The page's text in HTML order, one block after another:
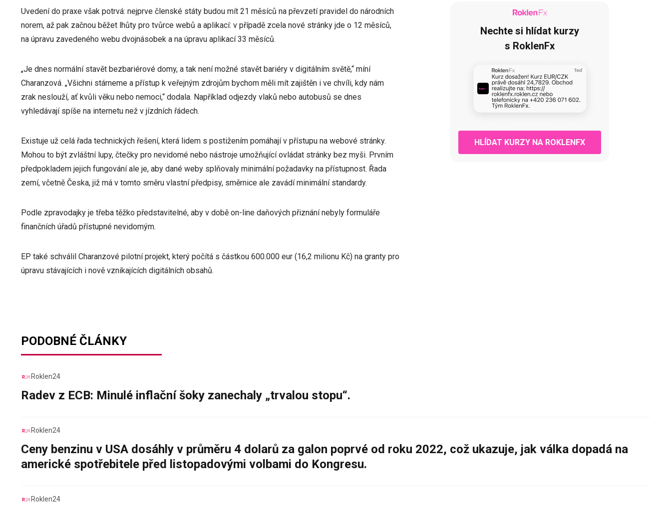
Uvedení do praxe však potrvá: nejprve členské státy budou mít 21 měsíců na převzetí pravidel do národních
norem, až pak začnou běžet lhůty pro tvůrce webů a aplikací: v případě zcela nové stránky jde o 12 měsíců,
na úpravu zavedeného webu dvojnásobek a na úpravu aplikací 33 měsíců.
„Je dnes normální stavět bezbariérové domy, a tak není možné stavět bariéry v digitálním světě,“ míní
Charanzová. „Všichni stárneme a přístup k veřejným zdrojům bychom měli mít zajištěn i ve chvíli, kdy nám
zrak neslouží, ať kvůli věku nebo nemoci,“ dodala. Například odjezdy vlaků nebo autobusů se dnes
vyhledávají spíše na internetu než v jízdních řádech.
Existuje už celá řada technických řešení, která lidem s postižením pomáhají v přístupu na webové stránky.
Mohou to být zvláštní lupy, čtečky pro nevidomé nebo nástroje umožňující ovládat stránky bez myši. Prvním
předpokladem jejich fungování ale je, aby dané weby splňovaly minimální požadavky na přístupnost. Řada
zemí, včetně Česka, již má v tomto směru vlastní předpisy, směrnice ale zavádí minimální standardy.
Podle zpravodajky je třeba těžko představitelné, aby v době on-line daňových přiznání nebyly formuláře
finančních úřadů přístupné nevidomým.
EP také schválil Charanzové pilotní projekt, který počítá s částkou 600.000 eur (16,2 milionu Kč) na granty pro
úpravu stávajících i nově vznikajících digitálních obsahů.
Nechte si hlídat kurzy
s RoklenFx
HLÍDAT KURZY NA ROKLENFX
PODOBNÉ ČLÁNKY
Roklen24
Radev z ECB: Minulé inflační šoky zanechaly „trvalou stopu“.
Roklen24
Ceny benzinu v USA dosáhly v průměru 4 dolarů za galon poprvé od roku 2022, což ukazuje, jak válka dopadá na
americké spotřebitele před listopadovými volbami do Kongresu.
Roklen24